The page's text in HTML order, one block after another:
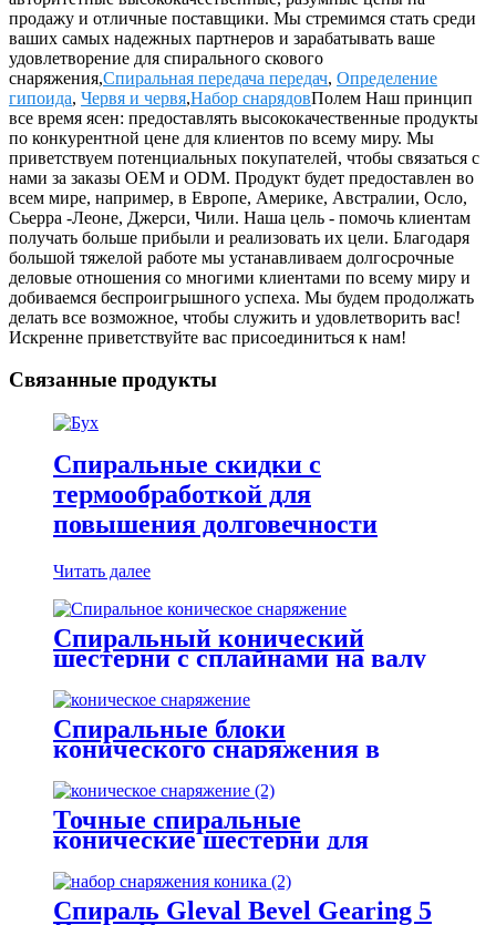
продажу и отличные поставщики. Мы стремимся стать среди
ваших самых надежных партнеров и зарабатывать ваше
удовлетворение для спирального скового
снаряжения,Спиральная передача передач, Определение
гипоида, Червя и червя,Набор снарядовПолем Наш принцип
все время ясен: предоставлять высококачественные продукты
по конкурентной цене для клиентов по всему миру. Мы
приветствуем потенциальных покупателей, чтобы связаться с
нами за заказы OEM и ODM. Продукт будет предоставлен во
всем мире, например, в Европе, Америке, Австралии, Осло,
Сьерра -Леоне, Джерси, Чили. Наша цель - помочь клиентам
получать больше прибыли и реализовать их цели. Благодаря
большой тяжелой работе мы устанавливаем долгосрочные
деловые отношения со многими клиентами по всему миру и
добиваемся беспроигрышного успеха. Мы будем продолжать
делать все возможное, чтобы служить и удовлетворить вас!
Искренне приветствуйте вас присоединиться к нам!
Связанные продукты
Спиральные скидки с
термообработкой для
повышения долговечности
Читать далее
Спиральный конический
шестерни с сплайнами на валу
Спиральные блоки
конического снаряжения в
тяжелом оборудовании
Точные спиральные
конические шестерни для
высокопроизводительной
коробки передач
Спираль Gleval Bevel Gearing 5